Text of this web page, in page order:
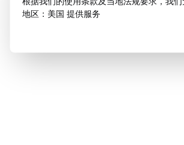
地区：美国 提供服务